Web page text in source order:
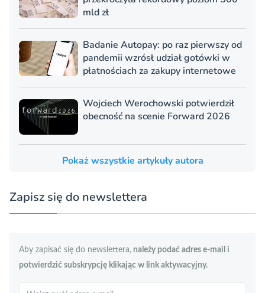
mld zł
Badanie Autopay: po raz pierwszy od
pandemii wzrósł udział gotówki w
płatnościach za zakupy internetowe
Wojciech Werochowski potwierdził
obecność na scenie Forward 2026
Pokaż wszystkie artykuły autora
Zapisz się do newslettera
Aby zapisać się do newslettera, należy podać adres e-mail i
potwierdzić subskrypcję klikając w link aktywacyjny.